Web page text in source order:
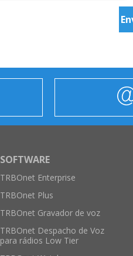
SOFTWARE
TRBOnet Enterprise
TRBOnet Plus
TRBOnet Gravador de voz
TRBOnet Despacho de Voz
para rádios Low Tier